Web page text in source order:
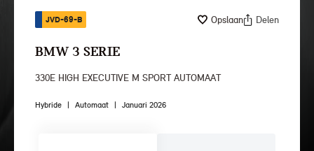
JVD-69-B Opslaan Delen
BMW 3 SERIE
330E HIGH EXECUTIVE M SPORT AUTOMAAT
Hybride | Automaat | Januari 2026